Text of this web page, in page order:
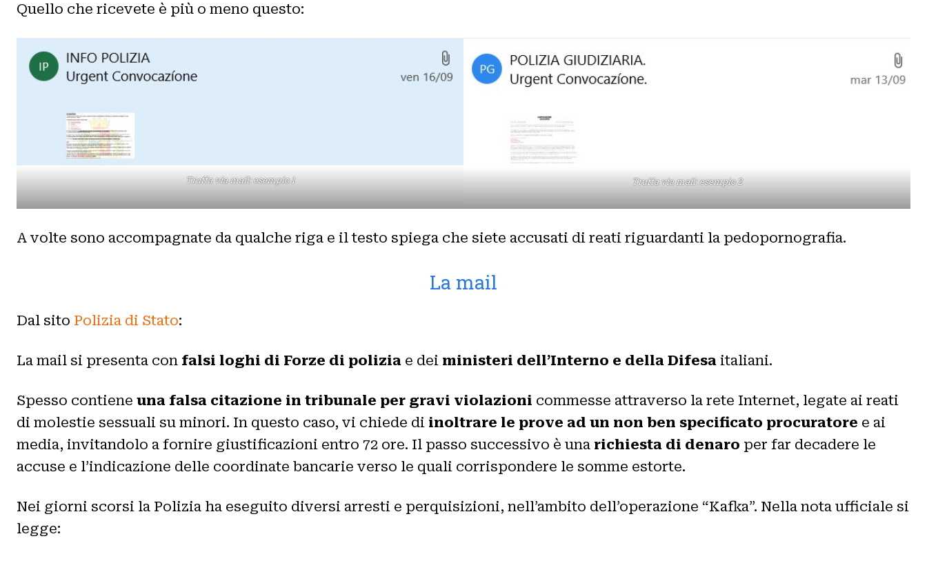
Quello che ricevete è più o meno questo:
Truffa via mail: esempio 1 Truffa via mail: esempio 2
A volte sono accompagnate da qualche riga e il testo spiega che siete accusati di reati riguardanti la pedopornografia.
La mail
Dal sito Polizia di Stato:
La mail si presenta con falsi loghi di Forze di polizia e dei ministeri dell’Interno e della Difesa italiani.
Spesso contiene una falsa citazione in tribunale per gravi violazioni commesse attraverso la rete Internet, legate ai reati
di molestie sessuali su minori. In questo caso, vi chiede di inoltrare le prove ad un non ben specificato procuratore e ai
media, invitandolo a fornire giustificazioni entro 72 ore. Il passo successivo è una richiesta di denaro per far decadere le
accuse e l’indicazione delle coordinate bancarie verso le quali corrispondere le somme estorte.
Nei giorni scorsi la Polizia ha eseguito diversi arresti e perquisizioni, nell’ambito dell’operazione “Kafka”. Nella nota ufficiale si
legge: